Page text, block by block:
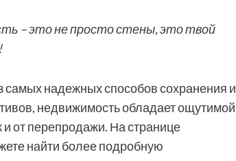
– это не просто стены, это твой
самых надежных способов сохранения и
недвижимость обладает ощутимой
и от перепродажи. На странице
найти более подробную